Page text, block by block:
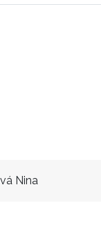
Nina